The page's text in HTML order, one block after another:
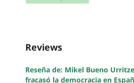
Reviews
Reseña de: Mikel Bueno
fracasó la democracia en